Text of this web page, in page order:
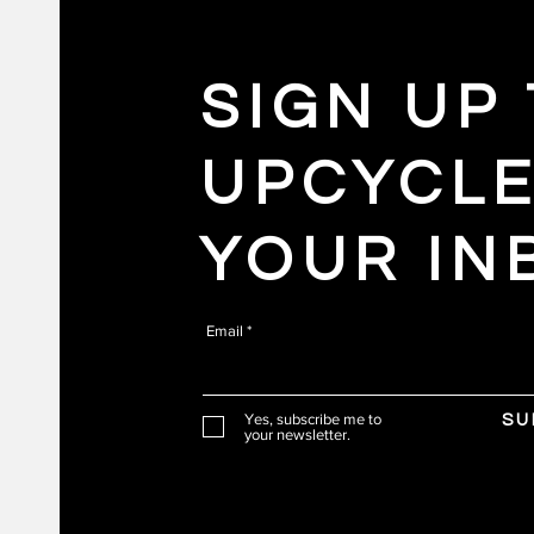
SIGN UP
UPCYCLE
YOUR
Email *
Yes, subscribe me to
your newsletter.
S U